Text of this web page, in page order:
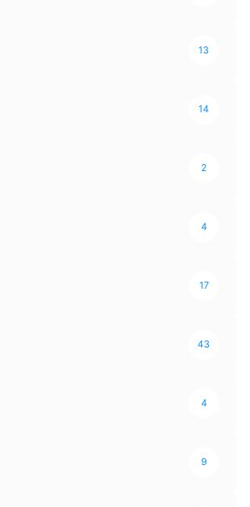
13
14
2
4
17
43
4
9